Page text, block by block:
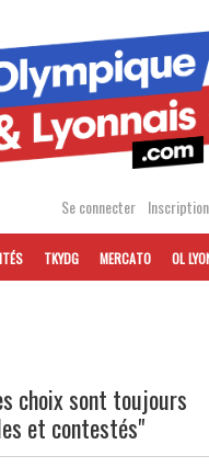
Se connecter Inscription
TKYDG MERCATO OL
choix sont toujours
et contestés"